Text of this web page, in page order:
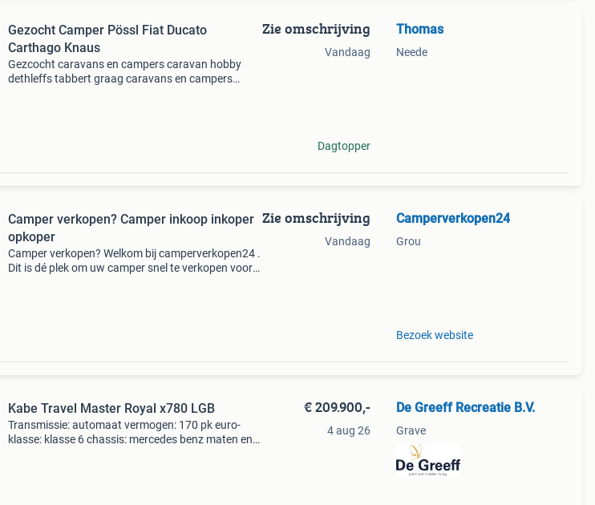
Gezocht Camper Pössl Fiat Ducato
Carthago Knaus
Gezcocht caravans en campers caravan hobby
dethleffs tabbert graag caravans en campers
Zie omschrijving
Vandaag
Dagtopper
Thomas
Neede
Camper verkopen? Camper inkoop inkoper
opkoper
Camper verkopen? Welkom bij camperverkopen24 .
Dit is dé plek om uw camper snel te verkopen voor
Zie omschrijving
Vandaag
Camperverkopen24
Grou
Bezoek website
Kabe Travel Master Royal x780 LGB
Transmissie: automaat vermogen: 170 pk euro-
klasse: klasse 6 chassis: mercedes benz maten en
€ 209.900,-
4 aug 26
De Greeff Recreatie B.V.
Grave